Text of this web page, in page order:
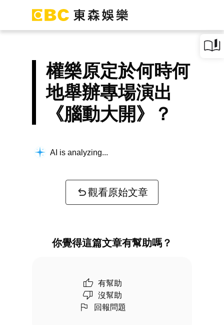
權樂原定於何時何
地舉辦專場演出
《腦動大開》？
AI is analyzing...
觀看原始文章
你覺得這篇文章有幫助嗎？
有幫助
沒幫助
回報問題